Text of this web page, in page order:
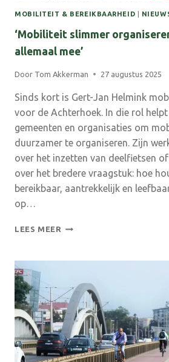
MOBILITEIT & BEREIKBAARHEID
‘Mobiliteit slimmer
allemaal mee’
Door Tom Akkerman 27 augustus 2025
Sinds kort is Gert-Jan Helmink
voor de Achterhoek. In die rol
gemeenten en organisaties om
duurzamer te organiseren. Zijn
over het inzetten van deelfietsen
over het bredere vraagstuk: hoe
bereikbaar, aantrekkelijk en
op…
LEES MEER ‘MOBILITEIT
DAAR
WE
ALLEMAAL
MEE’